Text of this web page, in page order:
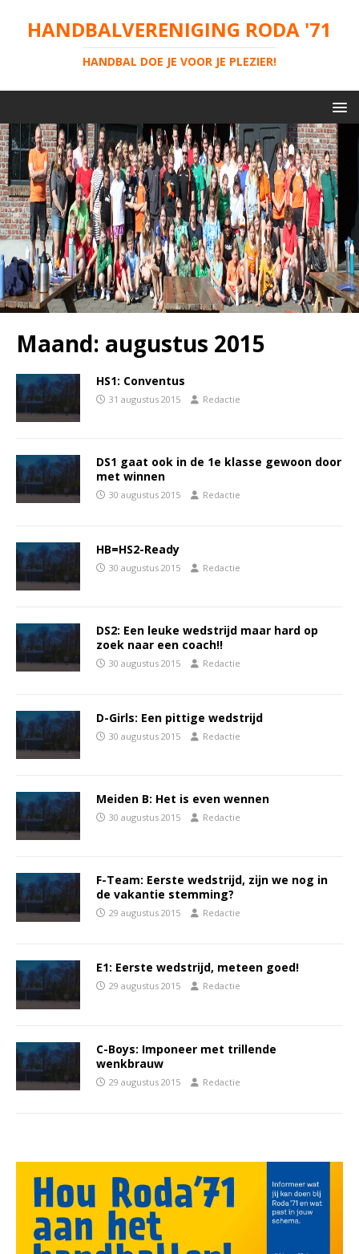
HANDBALVERENIGING RODA '71
HANDBAL DOE JE VOOR JE PLEZIER!
Maand: augustus 2015
HS1: Conventus
31 augustus 2015 Redactie
DS1 gaat ook in de 1e klasse gewoon door
met winnen
30 augustus 2015 Redactie
HB=HS2-Ready
30 augustus 2015 Redactie
DS2: Een leuke wedstrijd maar hard op
zoek naar een coach!!
30 augustus 2015 Redactie
D-Girls: Een pittige wedstrijd
30 augustus 2015 Redactie
Meiden B: Het is even wennen
30 augustus 2015 Redactie
F-Team: Eerste wedstrijd, zijn we nog in
de vakantie stemming?
29 augustus 2015 Redactie
E1: Eerste wedstrijd, meteen goed!
29 augustus 2015 Redactie
C-Boys: Imponeer met trillende
wenkbrauw
29 augustus 2015 Redactie